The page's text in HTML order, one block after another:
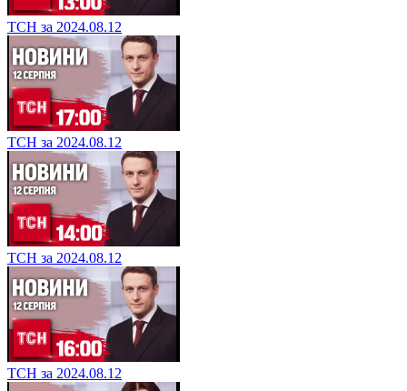
ТСН за 2024.08.12
ТСН за 2024.08.12
ТСН за 2024.08.12
ТСН за 2024.08.12